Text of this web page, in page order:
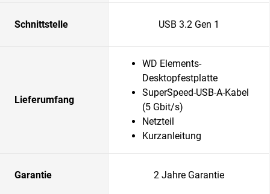
Schnittstelle USB 3.2 Gen 1
Lieferumfang
WD Elements-
Desktopfestplatte
SuperSpeed-USB-A-Kabel
(5 Gbit/s)
Netzteil
Kurzanleitung
Garantie 2 Jahre Garantie